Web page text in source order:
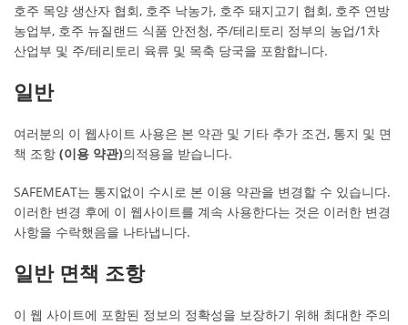
호주 목양 생산자 협회, 호주 낙농가, 호주 돼지고기 협회, 호주 연방
농업부, 호주 뉴질랜드 식품 안전청, 주/테리토리 정부의 농업/1차
산업부 및 주/테리토리 육류 및 목축 당국을 포함합니다.
일반
여러분의 이 웹사이트 사용은 본 약관 및 기타 추가 조건, 통지 및 면
책 조항 (이용 약관)의적용을 받습니다.
SAFEMEAT는 통지없이 수시로 본 이용 약관을 변경할 수 있습니다.
이러한 변경 후에 이 웹사이트를 계속 사용한다는 것은 이러한 변경
사항을 수락했음을 나타냅니다.
일반 면책 조항
이 웹 사이트에 포함된 정보의 정확성을 보장하기 위해 최대한 주의